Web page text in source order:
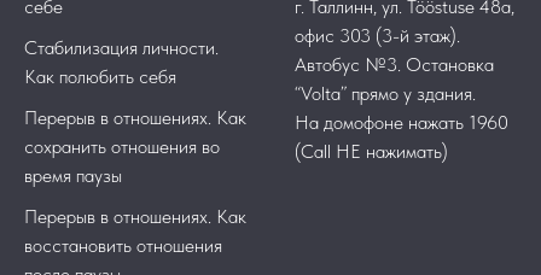
себе
Стабилизация личности.
Как полюбить себя
Перерыв в отношениях. Как
сохранить отношения во
время паузы
Перерыв в отношениях. Как
восстановить отношения
г. Таллинн, ул. Tööstuse 48a,
офис 303 (3-й этаж).
Автобус №3. Остановка
“Volta” прямо у здания.
На домофоне нажать 1960
(Call НЕ нажимать)